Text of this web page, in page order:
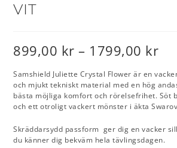
VIT
899,00 kr – 1799,00 kr
Samshield Juliette Crystal Flower är en
och mjukt tekniskt material med en hög
bästa möjliga komfort och rörelsefrihet. Söt
och ett otroligt vackert mönster i äkta
Skräddarsydd passform ger dig en vacker
du känner dig bekväm hela tävlingsdagen.